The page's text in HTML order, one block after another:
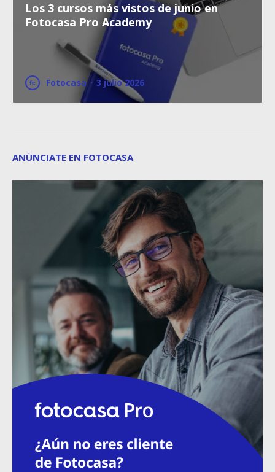
Los 3 cursos más vistos de junio en
Fotocasa Pro Academy
Fotocasa · 3 julio 2026
ANÚNCIATE EN FOTOCASA